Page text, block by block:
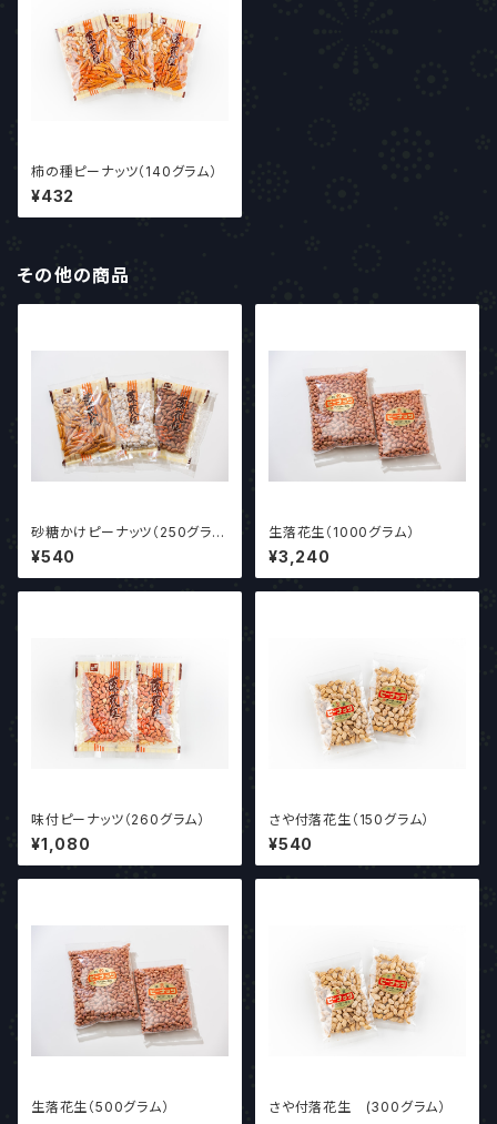
柿の種ピーナッツ（140グラム）
¥432
その他の商品
砂糖かけピーナッツ（250グラ
ム）
¥540
生落花生（1000グラム）
¥3,240
味付ピーナッツ（260グラム）
¥1,080
さや付落花生（150グラム）
¥540
生落花生（500グラム） さや付落花生 (300グラム）